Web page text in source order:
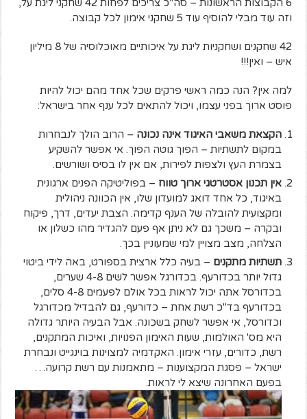
6 הקבוצות הראשונות – סה"כ צריכים לפחות 42 שחקני ליגת על,
וזה עוד מבלי להוסיף עוד 5 שחקני אימון לכל קבוצה.
42 שחקנים ושחקניות ליגת על איכותיים מאוכלוסיה של 8 מיליון
איש – ואין!!!
למה אין? הנה כמה ראשי פרקים שכל אחד מהם יכול להיות
פוסט ארוך בפני עצמו, ויכול להתאים לכל ענף אחר בישראל:
הקצאת משאבי האיגוד אינה נכונה – הרוב הולך לנבחרות
במקום לתשתיות – הפוך גוטה הפוך. אי אפשר להשקיע
בצמרת העץ ולצפות לפירות, אם אין לו בסיס ושורשים.
אין תכנון אסטרטגי ארוך טווח – בפוליטיקה הפנים ארגונית
באיגוד, כל אחד דואג למועדון שלו, אין הכוונה ניהולית
ומקצועית להובלה של הענף קדימה. הצבת יעדים, דרך, פיקוח
ובקרה – משכך גם לא ניתן אף פעם להגדיר מהו כשלון או
הצלחה, מצב מצויין למי שמעוניין בכך.
תשתיות מתקנים – בעיה כלל ארצית בספורט, באה לידי ביטוי
גדול יותר בכדורעף. בכדורגל אפשר לשים 4-8 שערים,
בכדורסל אתה יכול לראות בכל אולם לפעמים 4-8 סלים,
בכדורעף בד"כ רשת אחת – כדורעף, גם להבדיל מכדורגל
וכדורסל, אי אפשר לשחק בשכונה. אבל הבעיה היותר גדולה
היא מס' האולמות, שעות האימון הפנויות, ואיכות המתקנים,
רשת, כדורים, עזרי אימון. האקדמיה למצוינות בוינגייט ונבחרת
ישראל – פסגת המקצוענות – מתאמנות עם רשת קרועה…
בפעם האחרונה שיצא לי לראות.